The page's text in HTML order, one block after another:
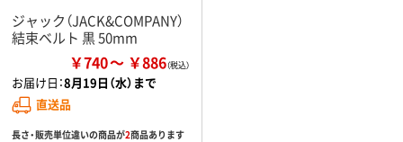
ジャック（JACK&COMPANY）
結束ベルト 黒 50mm
￥740 ￥886
お届け日：8月19日（水）まで
直送品
長さ・販売単位違いの商品が2商品あります